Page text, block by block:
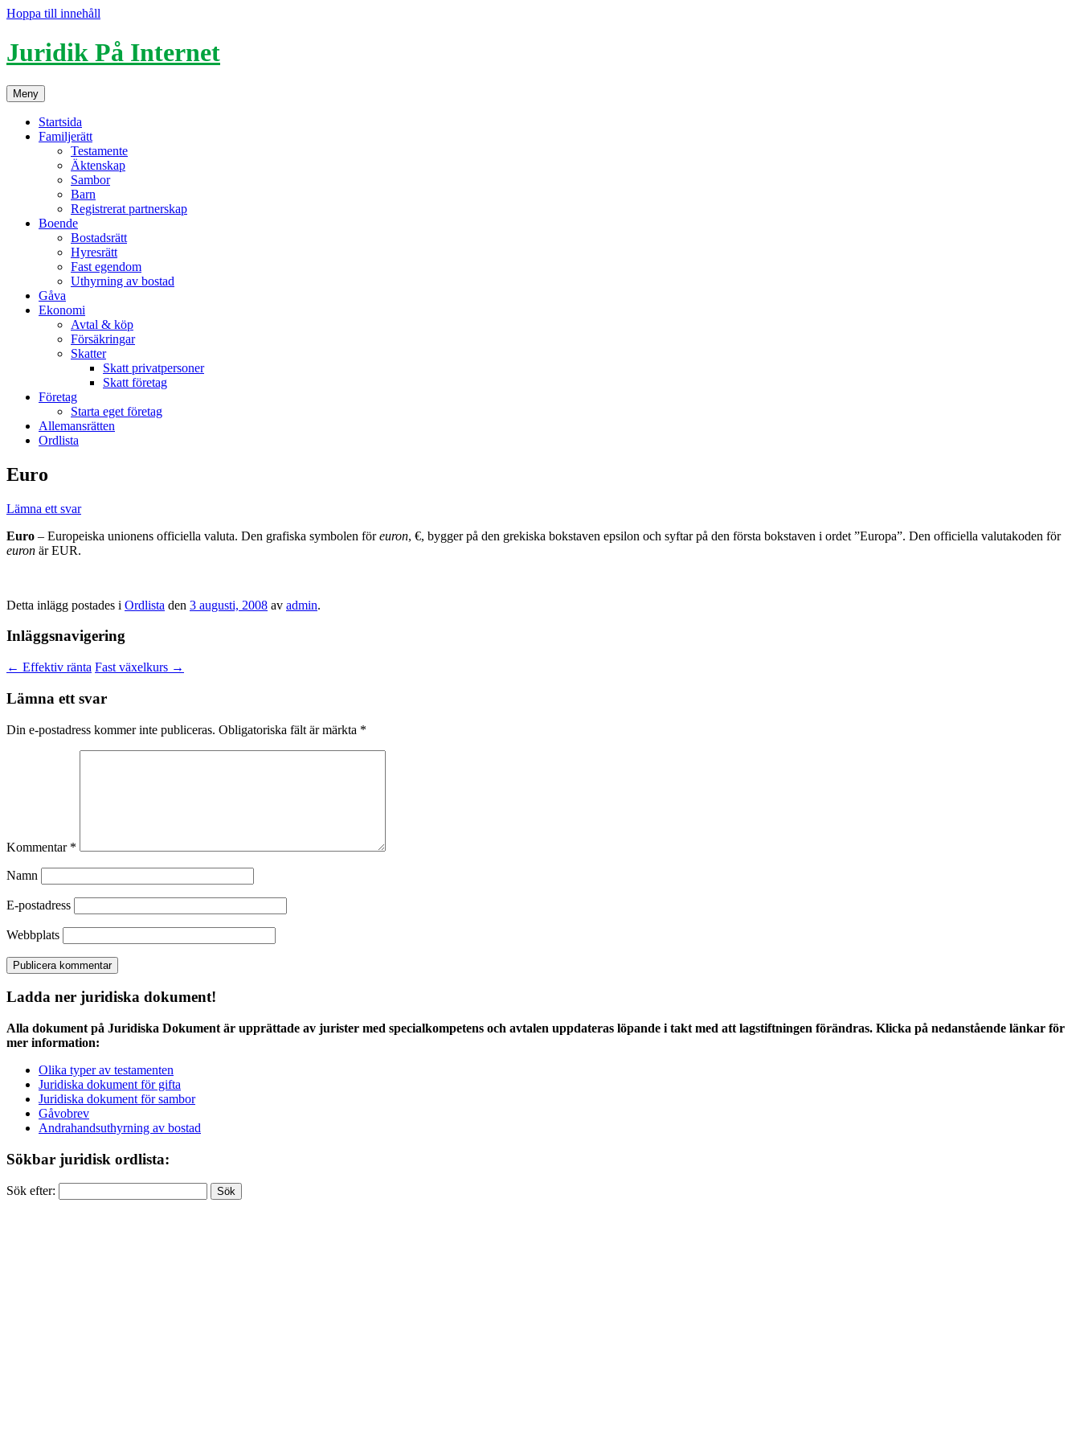
Hoppa till innehåll
Juridik På Internet
Meny
Startsida
Familjerätt
Testamente
Äktenskap
Sambor
Barn
Registrerat partnerskap
Boende
Bostadsrätt
Hyresrätt
Fast egendom
Uthyrning av bostad
Gåva
Ekonomi
Avtal & köp
Försäkringar
Skatter
Skatt privatpersoner
Skatt företag
Företag
Starta eget företag
Allemansrätten
Ordlista
Euro
Lämna ett svar
Euro – Europeiska unionens officiella valuta. Den grafiska symbolen föreuron, €, bygger på den grekiska bokstaven epsilon och syftar på den första bokstaven i ordet ”Europa”. Den officiella valutakoden för
euron är EUR.
Detta inlägg postades i Ordlista den 3 augusti, 2008 av admin.
Inläggsnavigering
← Effektiv ränta Fast växelkurs →
Lämna ett svar
Din e-postadress kommer inte publiceras. Obligatoriska fält är märkta *
Kommentar *
Namn
E-postadress
Webbplats
Ladda ner juridiska dokument!
Alla dokument på Juridiska Dokument är upprättade av jurister med specialkompetens och avtalen uppdateras löpande i takt med att lagstiftningen förändras. Klicka på nedanstående länkar för
mer information:
Olika typer av testamenten
Juridiska dokument för gifta
Juridiska dokument för sambor
Gåvobrev
Andrahandsuthyrning av bostad
Sökbar juridisk ordlista:
Sök efter: